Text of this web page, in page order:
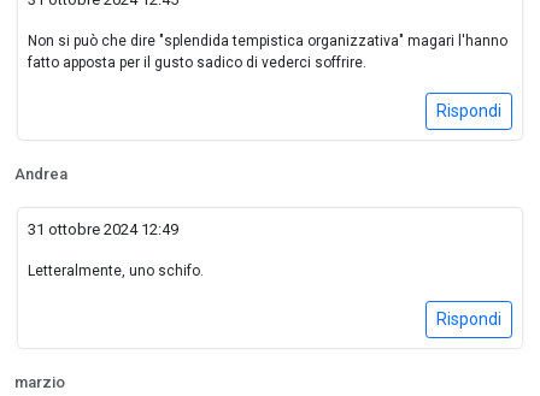
Non si può che dire "splendida tempistica organizzativa" magari l'hanno
fatto apposta per il gusto sadico di vederci soffrire.
Rispondi
Andrea
31 ottobre 2024 12:49
Letteralmente, uno schifo.
Rispondi
marzio